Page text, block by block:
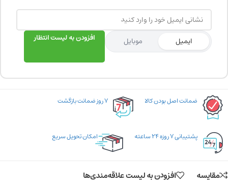
ایمیل موبایل افزودن به لیست انتظار
ضمانت اصل بودن کالا ۷ روز ضمانت بازگشت
پشتیبانی ۷ روزه ۲۴ ساعته امکان تحویل سریع
مقایسه افزودن به لیست علاقه‌مندی‌ها